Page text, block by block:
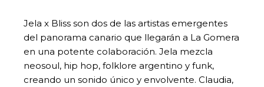
Jela x Bliss son dos de las artistas emergentes
del panorama canario que llegarán a La Gomera
en una potente colaboración. Jela mezcla
neosoul, hip hop, folklore argentino y funk,
creando un sonido único y envolvente. Claudia,